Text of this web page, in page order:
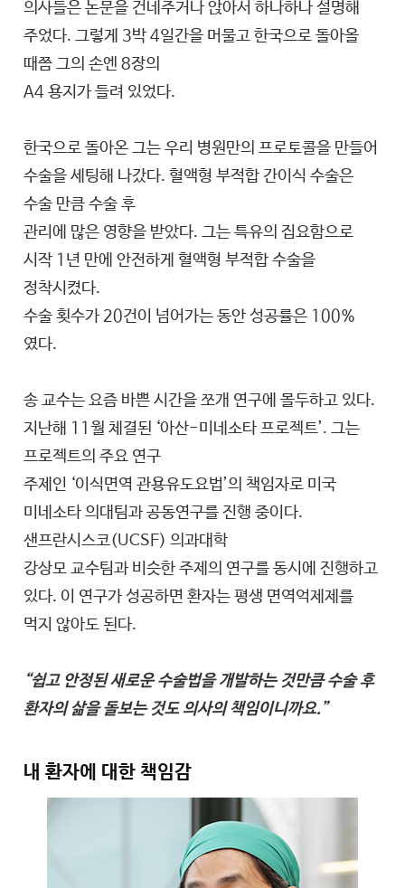
의사들은 논문을 건네주거나 앉아서 하나하나 설명해
주었다. 그렇게 3박 4일간을 머물고 한국으로 돌아올
때쯤 그의 손엔 8장의
A4 용지가 들려 있었다.
한국으로 돌아온 그는 우리 병원만의 프로토콜을 만들어
수술을 세팅해 나갔다. 혈액형 부적합 간이식 수술은
수술 만큼 수술 후
관리에 많은 영향을 받았다. 그는 특유의 집요함으로
시작 1년 만에 안전하게 혈액형 부적합 수술을
정착시켰다.
수술 횟수가 20건이 넘어가는 동안 성공률은 100%
였다.
송 교수는 요즘 바쁜 시간을 쪼개 연구에 몰두하고 있다.
지난해 11월 체결된 ‘아산-미네소타 프로젝트’. 그는
프로젝트의 주요 연구
주제인 ‘이식면역 관용유도요법’의 책임자로 미국
미네소타 의대팀과 공동연구를 진행 중이다.
샌프란시스코(UCSF) 의과대학
강상모 교수팀과 비슷한 주제의 연구를 동시에 진행하고
있다. 이 연구가 성공하면 환자는 평생 면역억제제를
먹지 않아도 된다.
“쉽고 안정된 새로운 수술법을 개발하는 것만큼 수술 후
환자의 삶을 돌보는 것도 의사의 책임이니까요.”
내 환자에 대한 책임감